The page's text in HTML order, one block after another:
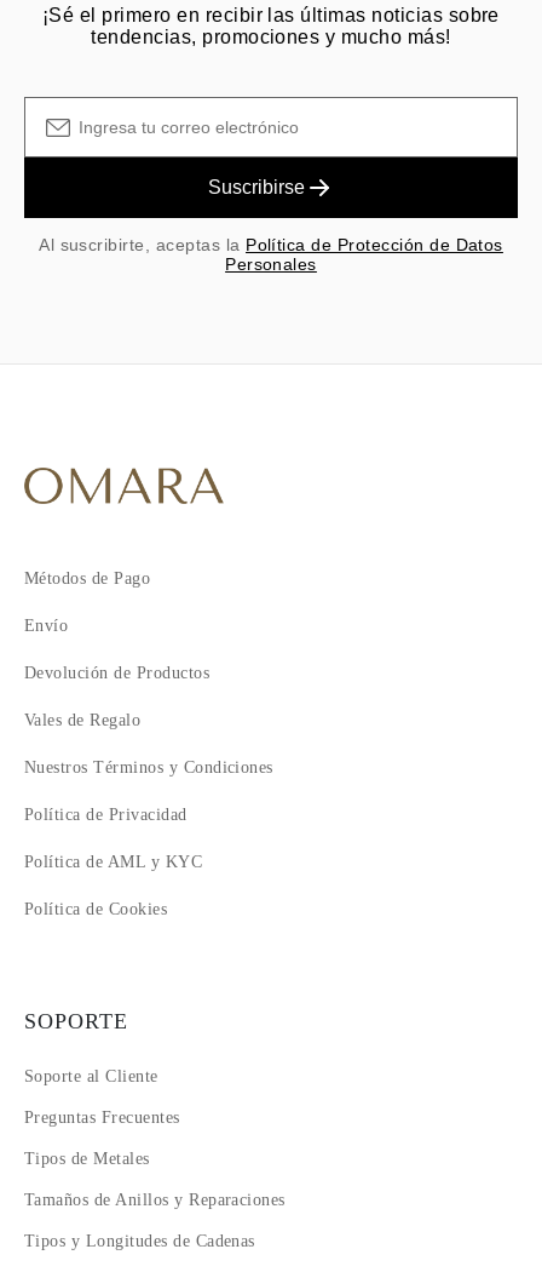
¡Sé el primero en recibir las últimas noticias sobre
tendencias, promociones y mucho más!
Suscribirse
Al suscribirte, aceptas la Política de Protección de Datos
Personales
Métodos de Pago
Envío
Devolución de Productos
Vales de Regalo
Nuestros Términos y Condiciones
Política de Privacidad
Política de AML y KYC
Política de Cookies
SOPORTE
Soporte al Cliente
Preguntas Frecuentes
Tipos de Metales
Tamaños de Anillos y Reparaciones
Tipos y Longitudes de Cadenas